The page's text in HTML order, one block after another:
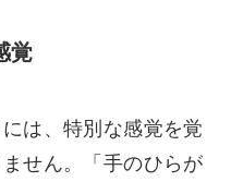
覚
は、特別な感覚を覚
せん。「手のひらが